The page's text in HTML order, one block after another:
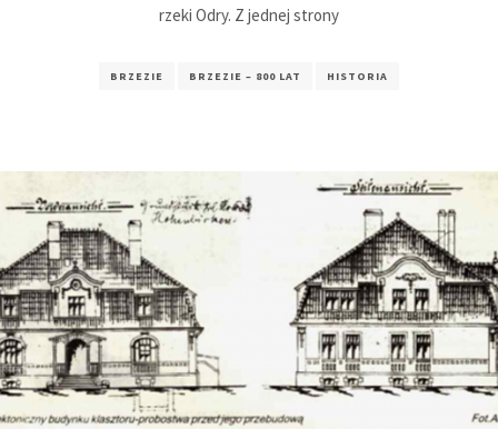
rzeki Odry. Z jednej strony
BRZEZIE BRZEZIE – 800 LAT HISTORIA